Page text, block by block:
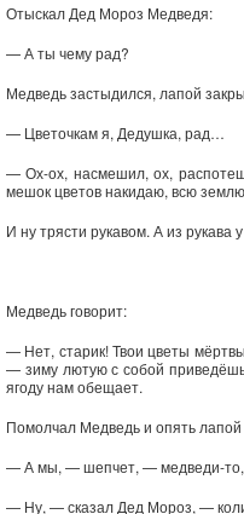
Отыскал Дед Мороз Медведя:
— А ты чему рад?
Медведь застыдился, лапой
— Цветочкам я, Дедушка, рад…
— Ох-ох, насмешил, ох,
мешок цветов накидаю, всю
И ну трясти рукавом. А из
Медведь говорит:
— Нет, старик! Твои цветы
— зиму лютую с собой
ягоду нам обещает.
Помолчал Медведь и опять лапой
— А мы, — шепчет, — медведи-то,
— Ну, — сказал Дед Мороз, — коли